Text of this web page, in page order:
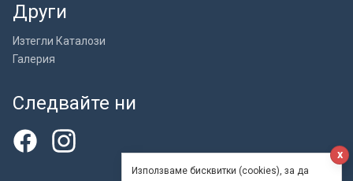
Използваме бисквитки (cookies), за да
x
Други
Изтегли Каталози
Галерия
Следвайте ни